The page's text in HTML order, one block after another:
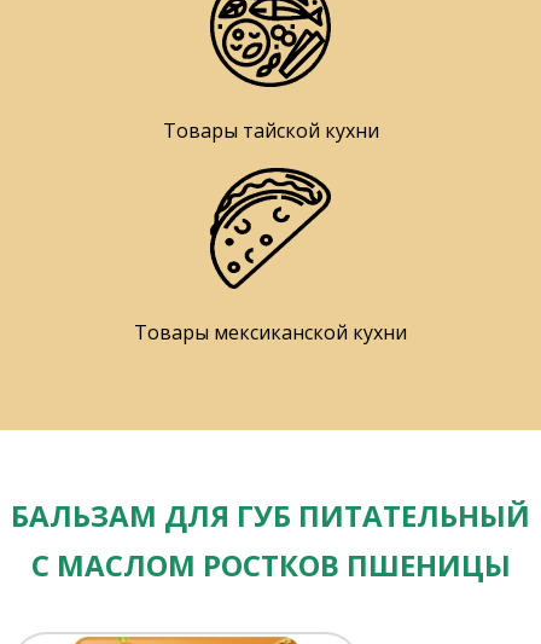
Товары тайской кухни
Товары мексиканской кухни
БАЛЬЗАМ ДЛЯ ГУБ ПИТАТЕЛЬНЫЙ
С МАСЛОМ РОСТКОВ ПШЕНИЦЫ